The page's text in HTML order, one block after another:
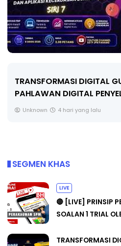
TRANSFORMASI DIGITAL
PAHLAWAN DIGITAL
Unknown 4 hari yang lalu
SEGMEN KHAS
LIVE
🔴 [LIVE] PRINSIP
SOALAN 1 TRIAL
TRANSFORMASI